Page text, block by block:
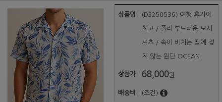
상품명 (DS250536) 여행 휴가에
최고 / 폴리 부드러운 모시
셔츠 / 속이 비치는 땀에 젖
지 않는 원단 OCEAN
상품가 68,000원
배송비 (조건)